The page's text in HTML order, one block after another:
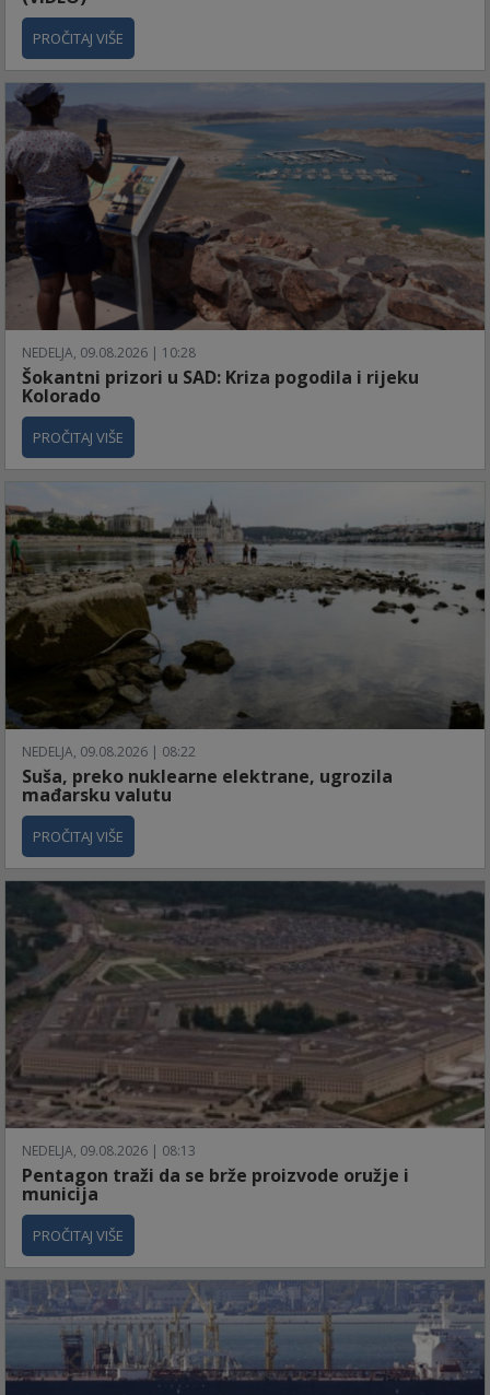
PROČITAJ VIŠE
NEDELJA, 09.08.2026 | 10:28
Šokantni prizori u SAD: Kriza pogodila i rijeku
Kolorado
PROČITAJ VIŠE
NEDELJA, 09.08.2026 | 08:22
Suša, preko nuklearne elektrane, ugrozila
mađarsku valutu
PROČITAJ VIŠE
NEDELJA, 09.08.2026 | 08:13
Pentagon traži da se brže proizvode oružje i
municija
PROČITAJ VIŠE